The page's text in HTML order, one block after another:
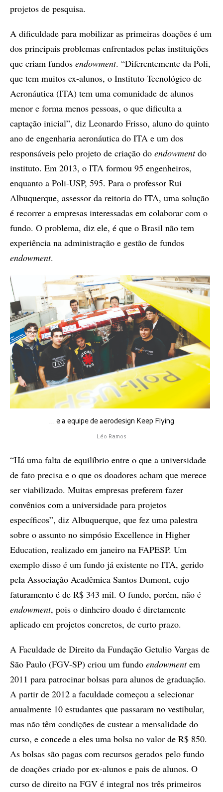
projetos de pesquisa.
A dificuldade para mobilizar as primeiras doações é um
dos principais problemas enfrentados pelas instituições
que criam fundos endowment. “Diferentemente da Poli,
que tem muitos ex-alunos, o Instituto Tecnológico de
Aeronáutica (ITA) tem uma comunidade de alunos
menor e forma menos pessoas, o que dificulta a
captação inicial”, diz Leonardo Frisso, aluno do quinto
ano de engenharia aeronáutica do ITA e um dos
responsáveis pelo projeto de criação do endowmentdo
instituto. Em 2013, o ITA formou 95 engenheiros,
enquanto a Poli-USP, 595. Para o professor Rui
Albuquerque, assessor da reitoria do ITA, uma solução
é recorrer a empresas interessadas em colaborar com o
fundo. O problema, diz ele, é que o Brasil não tem
experiência na administração e gestão de fundos
endowment.
… e a equipe de aerodesign Keep Flying
Léo Ramos
“Há uma falta de equilíbrio entre o que a universidade
de fato precisa e o que os doadores acham que merece
ser viabilizado. Muitas empresas preferem fazer
convênios com a universidade para projetos
específicos”, diz Albuquerque, que fez uma palestra
sobre o assunto no simpósio Excellence in Higher
Education, realizado em janeiro na FAPESP. Um
exemplo disso é um fundo já existente no ITA, gerido
pela Associação Acadêmica Santos Dumont, cujo
faturamento é de R$ 343 mil. O fundo, porém, não é
endowment, pois o dinheiro doado é diretamente
aplicado em projetos concretos, de curto prazo.
A Faculdade de Direito da Fundação Getulio Vargas de
São Paulo (FGV-SP) criou um fundo endowmentem
2011 para patrocinar bolsas para alunos de graduação.
A partir de 2012 a faculdade começou a selecionar
anualmente 10 estudantes que passaram no vestibular,
mas não têm condições de custear a mensalidade do
curso, e concede a eles uma bolsa no valor de R$ 850.
As bolsas são pagas com recursos gerados pelo fundo
de doações criado por ex-alunos e pais de alunos. O
curso de direito na FGV é integral nos três primeiros